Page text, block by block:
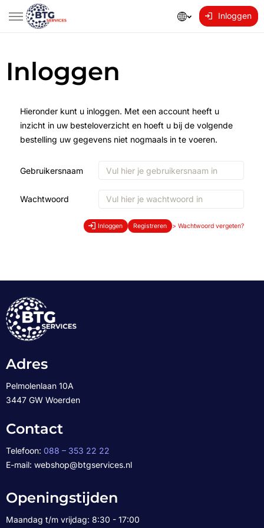
Inloggen
Inloggen
Hieronder kunt u inloggen. Met een account heeft u
inzicht in uw besteloverzicht en hoeft u bij de volgende
bestelling uw gegevens niet nogmaals in te voeren.
Gebruikersnaam
Wachtwoord
Inloggen Registreren > Wachtwoord vergeten?
Adres
Pelmolenlaan 10A
3447 GW Woerden
Contact
Telefoon: 088 – 353 22 22
E-mail: webshop@btgservices.nl
Openingstijden
Maandag t/m vrijdag: 8:30 - 17:00